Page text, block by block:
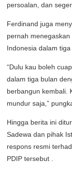
persoalan, dan
Ferdinand juga
pernah
Indonesia dalam tiga
“Dulu kau boleh
dalam tiga bulan
berbangun kembali.
mundur saja,”
Hingga berita ini
Sadewa dan pihak
respons resmi
PDIP tersebut .